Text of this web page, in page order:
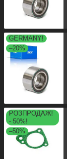
GERMANY!
–20%
РОЗПРОДАЖ!
- 50%!
–50%